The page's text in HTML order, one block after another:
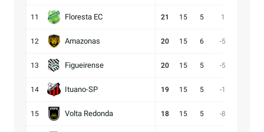
11 Floresta EC 21 15 5 1
12 Amazonas 20 15 6 -5
13 Figueirense 20 15 5 -5
14 Ituano-SP 19 15 5 -1
15 Volta Redonda 18 15 5 -8